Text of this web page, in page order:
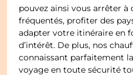
pouvez ainsi vous arrêter
fréquentés, profiter des
adapter votre itinéraire en
d’intérêt. De plus, nos
connaissant parfaitement
voyage en toute sécurité